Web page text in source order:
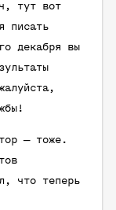
тут вот
писать
декабря вы
— тоже.
что теперь